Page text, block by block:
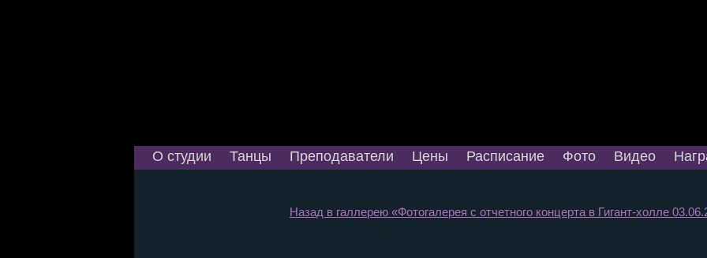
О студии Танцы Преподаватели Цены Расписание Фото Видео
Назад в галлерею «Фотогалерея с отчетного концерта в Гигант-холле